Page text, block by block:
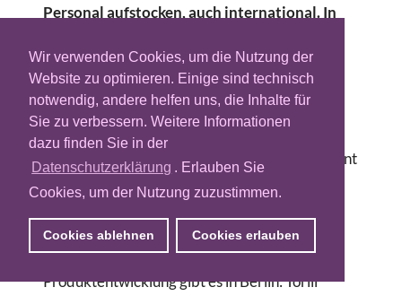
Wir verwenden Cookies, um die Nutzung der
Website zu optimieren. Einige sind technisch
notwendig, andere helfen uns, die Inhalte für
Sie zu verbessern. Weitere Informationen
dazu finden Sie in der
Datenschutzerklärung . Erlauben Sie
Cookies, um der Nutzung zuzustimmen.
Cookies ablehnen Cookies erlauben
Personal aufstocken, auch international. In
werden in den kommenden Wochen sechs
weitere Mitarbeiter ihre Plätze einnehmen.
Für den Standort in Großbritannien konnte
Steve Canfield gewonnen werden, der mit
seinen Erfahrungen aus dem Sales Management
der Financial Times London das Business
Development-Team unterstützt.
Zwei neu geschaffene Positionen in den
Bereichen Marketing, Public Relations und
Produktentwicklung gibt es in Berlin: Torill